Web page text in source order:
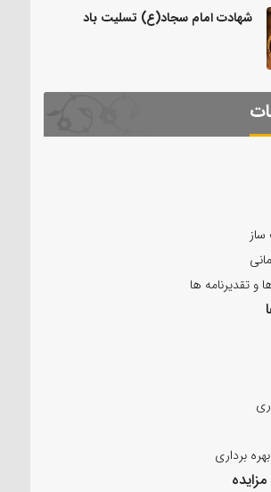
شهادت امام سجاد(ع) تسلیت باد
و تقدیرنامه ها
برداری